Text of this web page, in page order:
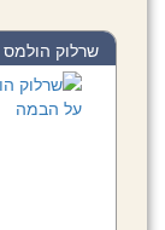
שרלוק